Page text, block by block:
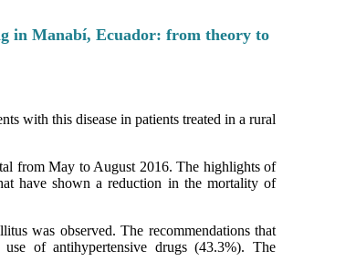
in Manabí, Ecuador: from theory to
with this disease in patients treated in a rural
from May to August 2016. The highlights of
have shown a reduction in the mortality of
was observed. The recommendations that
of antihypertensive drugs (43.3%). The